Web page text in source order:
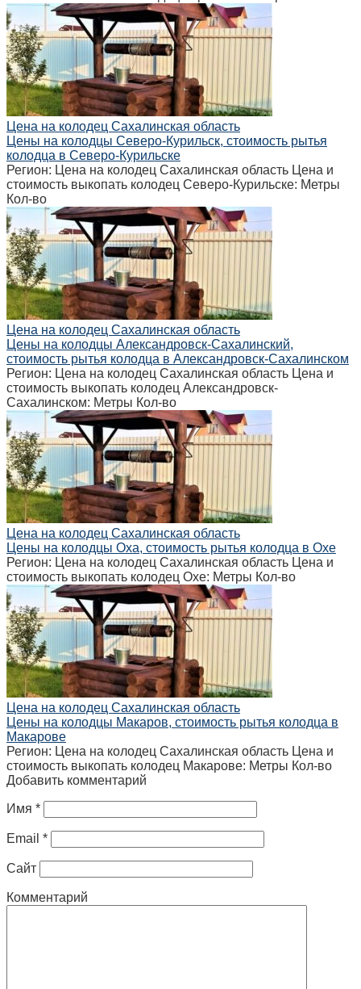
Цена на колодец Сахалинская область
Цены на колодцы Северо-Курильск, стоимость рытья
колодца в Северо-Курильске
Регион: Цена на колодец Сахалинская область Цена и
стоимость выкопать колодец Северо-Курильске: Метры
Кол-во
Цена на колодец Сахалинская область
Цены на колодцы Александровск-Сахалинский,
стоимость рытья колодца в Александровск-Сахалинском
Регион: Цена на колодец Сахалинская область Цена и
стоимость выкопать колодец Александровск-
Сахалинском: Метры Кол-во
Цена на колодец Сахалинская область
Цены на колодцы Оха, стоимость рытья колодца в Охе
Регион: Цена на колодец Сахалинская область Цена и
стоимость выкопать колодец Охе: Метры Кол-во
Цена на колодец Сахалинская область
Цены на колодцы Макаров, стоимость рытья колодца в
Макарове
Регион: Цена на колодец Сахалинская область Цена и
стоимость выкопать колодец Макарове: Метры Кол-во
Добавить комментарий
Имя *
Email *
Сайт
Комментарий